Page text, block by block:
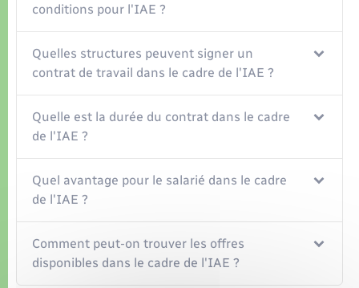
Commerces - Entreprises - Emploi
Voirie et espace public
conditions pour l'IAE ?
Quelles structures peuvent signer un
contrat de travail dans le cadre de l'IAE ?
Quelle est la durée du contrat dans le cadre
de l'IAE ?
Quel avantage pour le salarié dans le cadre
de l'IAE ?
Comment peut-on trouver les offres
disponibles dans le cadre de l'IAE ?